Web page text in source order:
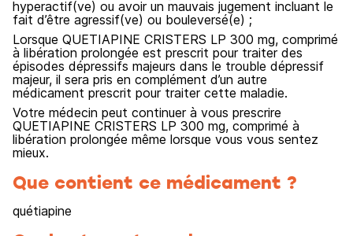
hyperactif(ve) ou avoir un mauvais jugement incluant le
fait d’être agressif(ve) ou bouleversé(e) ;
Lorsque QUETIAPINE CRISTERS LP 300 mg, comprimé
à libération prolongée est prescrit pour traiter des
épisodes dépressifs majeurs dans le trouble dépressif
majeur, il sera pris en complément d’un autre
médicament prescrit pour traiter cette maladie.
Votre médecin peut continuer à vous prescrire
QUETIAPINE CRISTERS LP 300 mg, comprimé à
libération prolongée même lorsque vous vous sentez
mieux.
Que contient ce médicament ?
quétiapine